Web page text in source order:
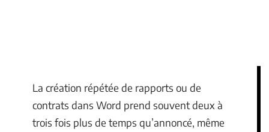
La création répétée de rapports ou de
contrats dans Word prend souvent deux à
trois fois plus de temps qu’annoncé, même